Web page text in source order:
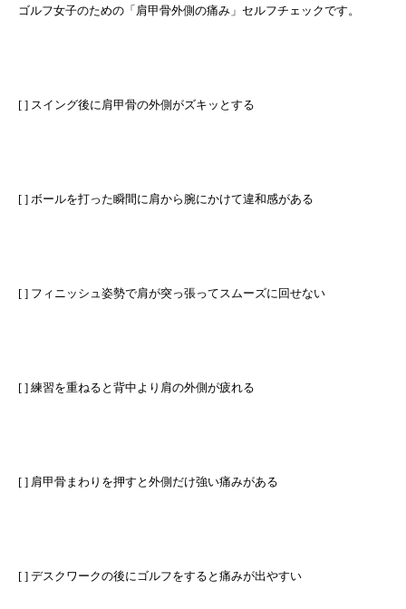
ゴルフ女子のための「肩甲骨外側の痛み」セルフチェックです。
[ ] スイング後に肩甲骨の外側がズキッとする
[ ] ボールを打った瞬間に肩から腕にかけて違和感がある
[ ] フィニッシュ姿勢で肩が突っ張ってスムーズに回せない
[ ] 練習を重ねると背中より肩の外側が疲れる
[ ] 肩甲骨まわりを押すと外側だけ強い痛みがある
[ ] デスクワークの後にゴルフをすると痛みが出やすい